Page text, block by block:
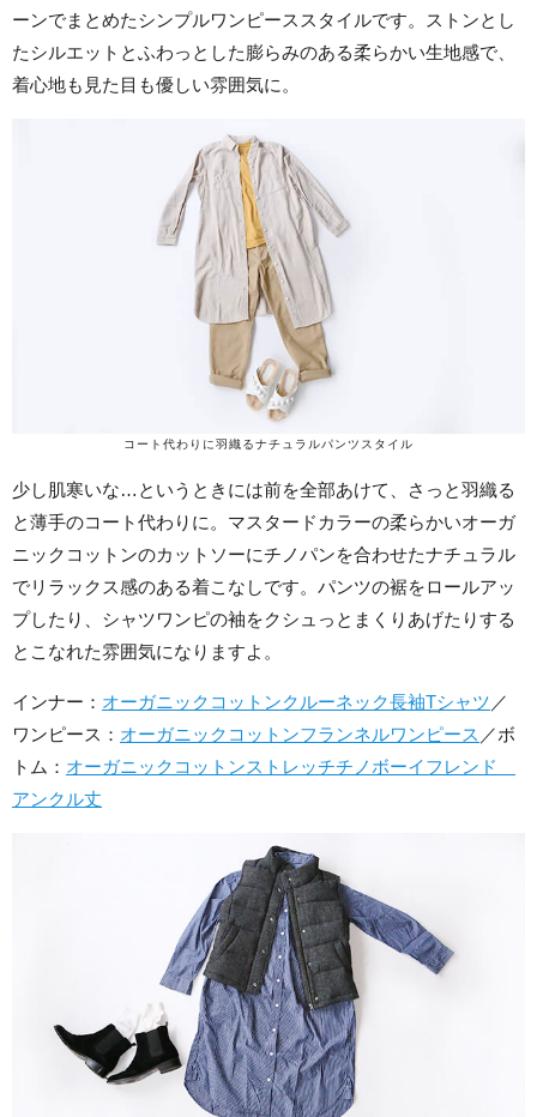
ーンでまとめたシンプルワンピーススタイルです。ストンとし
たシルエットとふわっとした膨らみのある柔らかい生地感で、
着心地も見た目も優しい雰囲気に。
コート代わりに羽織るナチュラルパンツスタイル
少し肌寒いな…というときには前を全部あけて、さっと羽織る
と薄手のコート代わりに。マスタードカラーの柔らかいオーガ
ニックコットンのカットソーにチノパンを合わせたナチュラル
でリラックス感のある着こなしです。パンツの裾をロールアッ
プしたり、シャツワンピの袖をクシュっとまくりあげたりする
とこなれた雰囲気になりますよ。
インナー： オーガニックコットンクルーネック長袖Tシャツ／
ワンピース： オーガニックコットンフランネルワンピース ／ボ
トム： オーガニックコットンストレッチチノボーイフレンド
アンクル丈